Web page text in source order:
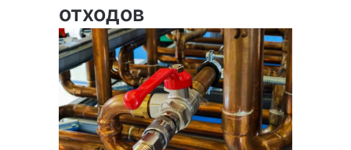
отходов